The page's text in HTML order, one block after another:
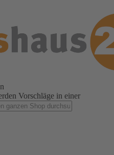
Vorschläge in einer